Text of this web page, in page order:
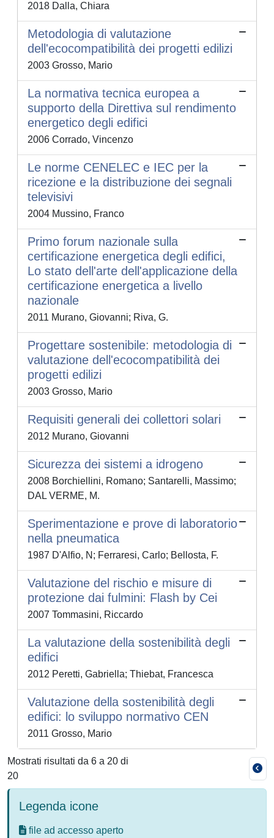
2018 Dalla, Chiara
Metodologia di valutazione
dell'ecocompatibilità dei progetti edilizi
2003 Grosso, Mario
La normativa tecnica europea a
supporto della Direttiva sul rendimento
energetico degli edifici
2006 Corrado, Vincenzo
Le norme CENELEC e IEC per la
ricezione e la distribuzione dei segnali
televisivi
2004 Mussino, Franco
Primo forum nazionale sulla
certificazione energetica degli edifici,
Lo stato dell'arte dell'applicazione della
certificazione energetica a livello
nazionale
2011 Murano, Giovanni; Riva, G.
Progettare sostenibile: metodologia di
valutazione dell'ecocompatibilità dei
progetti edilizi
2003 Grosso, Mario
Requisiti generali dei collettori solari
2012 Murano, Giovanni
Sicurezza dei sistemi a idrogeno
2008 Borchiellini, Romano; Santarelli, Massimo;
DAL VERME, M.
Sperimentazione e prove di laboratorio
nella pneumatica
1987 D'Alfio, N; Ferraresi, Carlo; Bellosta, F.
Valutazione del rischio e misure di
protezione dai fulmini: Flash by Cei
2007 Tommasini, Riccardo
La valutazione della sostenibilità degli
edifici
2012 Peretti, Gabriella; Thiebat, Francesca
Valutazione della sostenibilità degli
edifici: lo sviluppo normativo CEN
2011 Grosso, Mario
Mostrati risultati da 6 a 20 di
20
Legenda icone
file ad accesso aperto